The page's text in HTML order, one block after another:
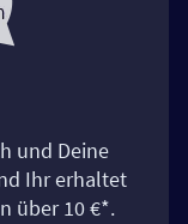
und Deine
Ihr erhaltet
über 10 €*.